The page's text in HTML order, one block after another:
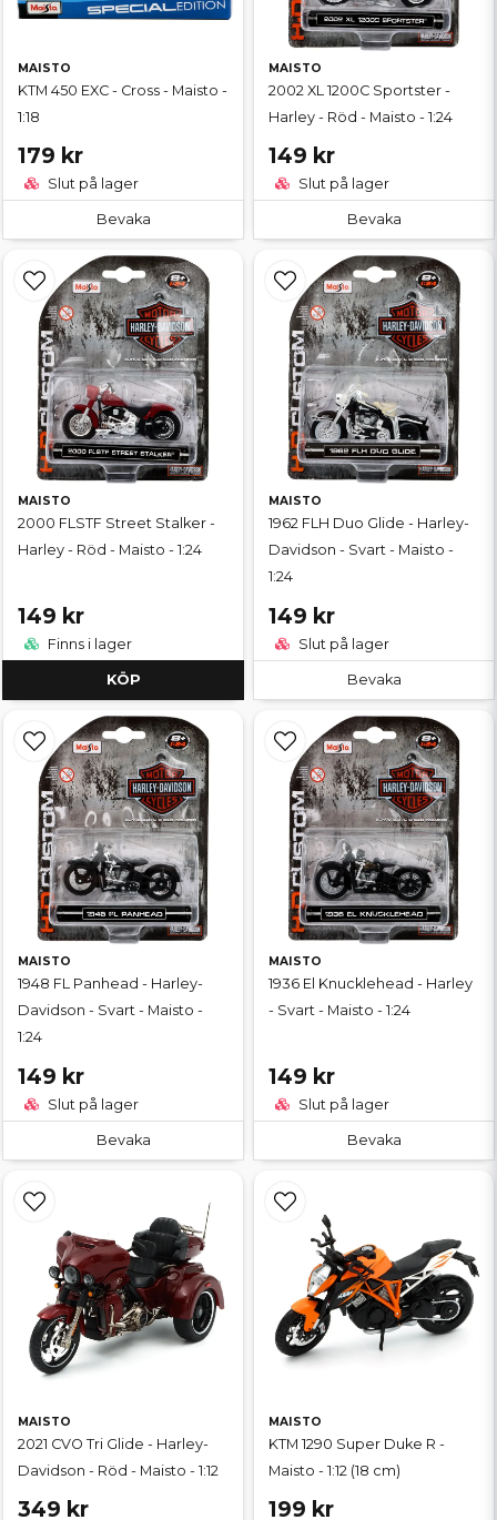
MAISTO
KTM 450 EXC - Cross - Maisto -
1:18
179 kr
Slut på lager
Bevaka
MAISTO
2002 XL 1200C Sportster -
Harley - Röd - Maisto - 1:24
149 kr
Slut på lager
Bevaka
MAISTO
2000 FLSTF Street Stalker -
Harley - Röd - Maisto - 1:24
149 kr
Finns i lager
KÖP
MAISTO
1962 FLH Duo Glide - Harley-
Davidson - Svart - Maisto -
1:24
149 kr
Slut på lager
Bevaka
MAISTO
1948 FL Panhead - Harley-
Davidson - Svart - Maisto -
1:24
149 kr
Slut på lager
Bevaka
MAISTO
1936 El Knucklehead - Harley
- Svart - Maisto - 1:24
149 kr
Slut på lager
Bevaka
MAISTO
2021 CVO Tri Glide - Harley-
Davidson - Röd - Maisto - 1:12
349 kr
MAISTO
KTM 1290 Super Duke R -
Maisto - 1:12 (18 cm)
199 kr